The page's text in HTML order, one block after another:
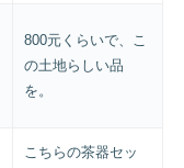
800元くらいで、こ
の土地らしい品
を。
こちらの茶器セッ